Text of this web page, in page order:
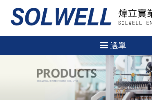
選單